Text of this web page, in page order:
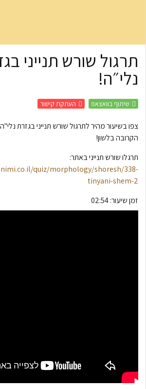
תרגול שורש תנייני
נלי״ה!
שיתוף בוואצאפ העתקת קישור
צפו בשיעור מהיר לתרגול שורש תנייני בגזרת
הקרובה בלשון!
תרגלו שורש תנייני באתר:
quiz/morphology/shoresh/338-
tinyani-shem-2
זמן שיעור:02:54